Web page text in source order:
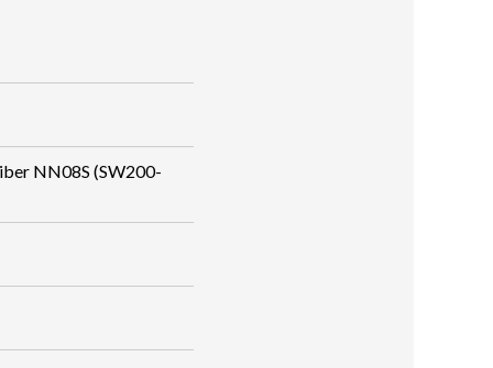
NN08S (SW200-